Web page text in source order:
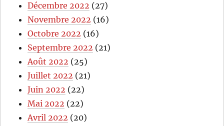
Décembre 2022 (27)
Novembre 2022 (16)
Octobre 2022 (16)
Septembre 2022 (21)
Août 2022 (25)
Juillet 2022 (21)
Juin 2022 (22)
Mai 2022 (22)
Avril 2022 (20)